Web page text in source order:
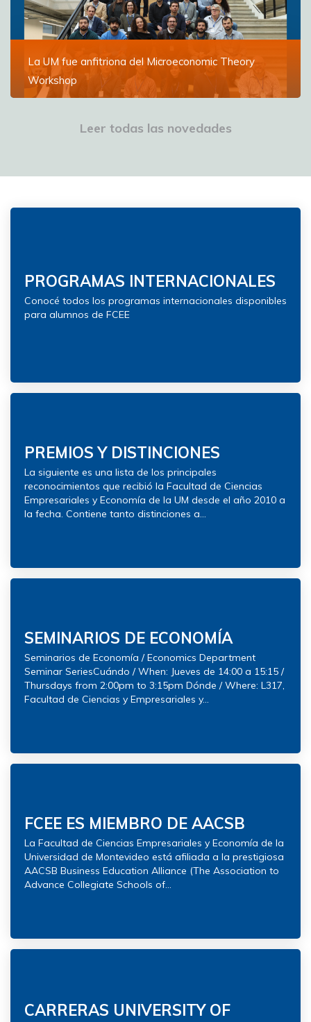
Ver más
La UM fue anfitriona del Microeconomic Theory
Workshop
instituciones del mundo se reunieron para discutir los
avances en la materiaLeer todas las novedades
PROGRAMAS INTERNACIONALES
Conocé todos los programas internacionales disponibles
para alumnos de FCEE
PREMIOS Y DISTINCIONES
La siguiente es una lista de los principales
reconocimientos que recibió la Facultad de Ciencias
Empresariales y Economía de la UM desde el año 2010 a
la fecha. Contiene tanto distinciones a...
SEMINARIOS DE ECONOMÍA
Seminarios de Economía / Economics Department
Seminar SeriesCuándo / When: Jueves de 14:00 a 15:15 /
Thursdays from 2:00pm to 3:15pm Dónde / Where: L317,
Facultad de Ciencias y Empresariales y...
FCEE ES MIEMBRO DE AACSB
La Facultad de Ciencias Empresariales y Economía de la
Universidad de Montevideo está afiliada a la prestigiosa
AACSB Business Education Alliance (The Association to
Advance Collegiate Schools of...
CARRERAS UNIVERSITY OF